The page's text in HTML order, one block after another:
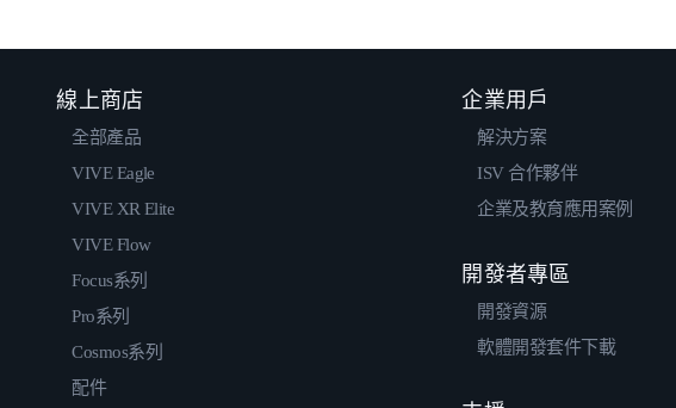
線上商店
全部產品
VIVE Eagle
VIVE XR Elite
VIVE Flow
Focus系列
Pro系列
Cosmos系列
配件
企業用戶
解決方案
ISV 合作夥伴
企業及教育應用案例
開發者專區
開發資源
軟體開發套件下載